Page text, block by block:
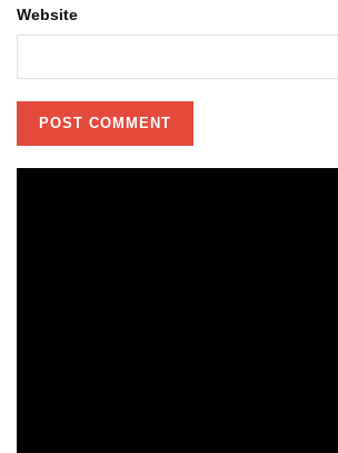
Website